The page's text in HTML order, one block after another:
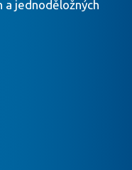
a jednoděložných